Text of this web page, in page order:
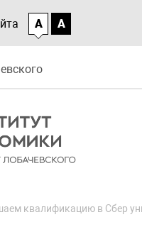
A A
квалификацию в Сбер